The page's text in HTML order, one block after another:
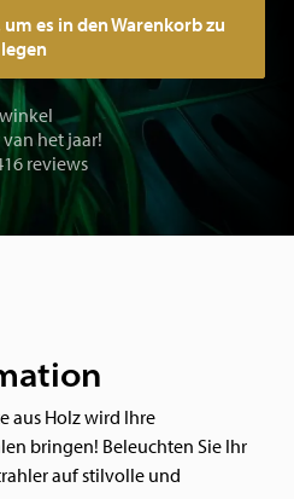
um es in den Warenkorb zu
legen
het jaar!
reviews
aus Holz wird Ihre
bringen! Beleuchten Sie Ihr
auf stilvolle und